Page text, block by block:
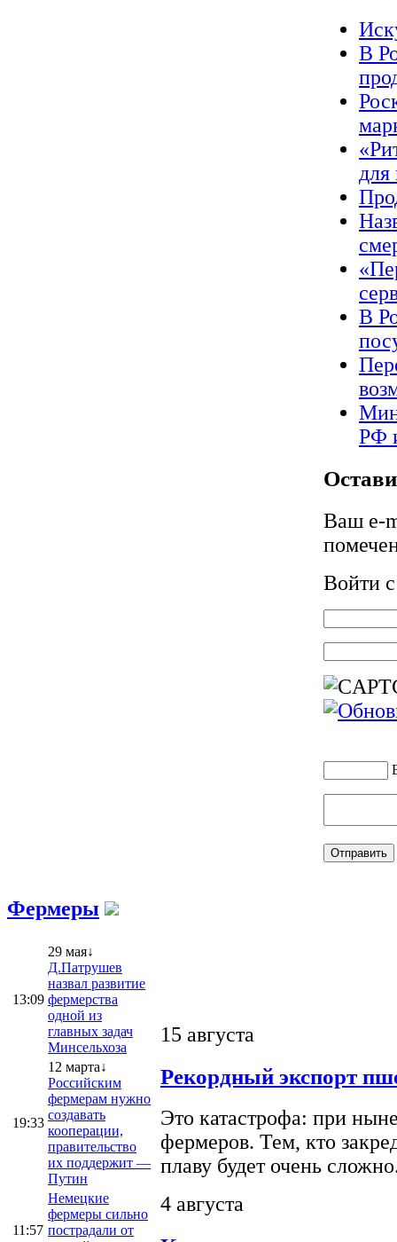
В
для
В
РФ
Ваш e-
Войти
Фермеры
13:09
29 мая↓
Д.Патрушев
назвал развитие
фермерства
одной из
главных задач
Минсельхоза
19:33
12 марта↓
Российским
фермерам нужно
создавать
кооперации,
правительство
их поддержит —
Путин
11:57
Немецкие
фермеры сильно
пострадали от
15 августа
Рекордный экспорт
Это катастрофа: при
фермеров. Тем, кто
плаву будет очень
4 августа